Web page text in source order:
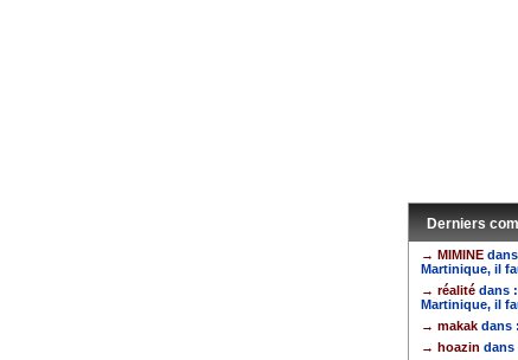
Derniers
→ MIMINE
Martinique, il
→ réalité dans :
Martinique, il
→ makak dans :
→ hoazin dans